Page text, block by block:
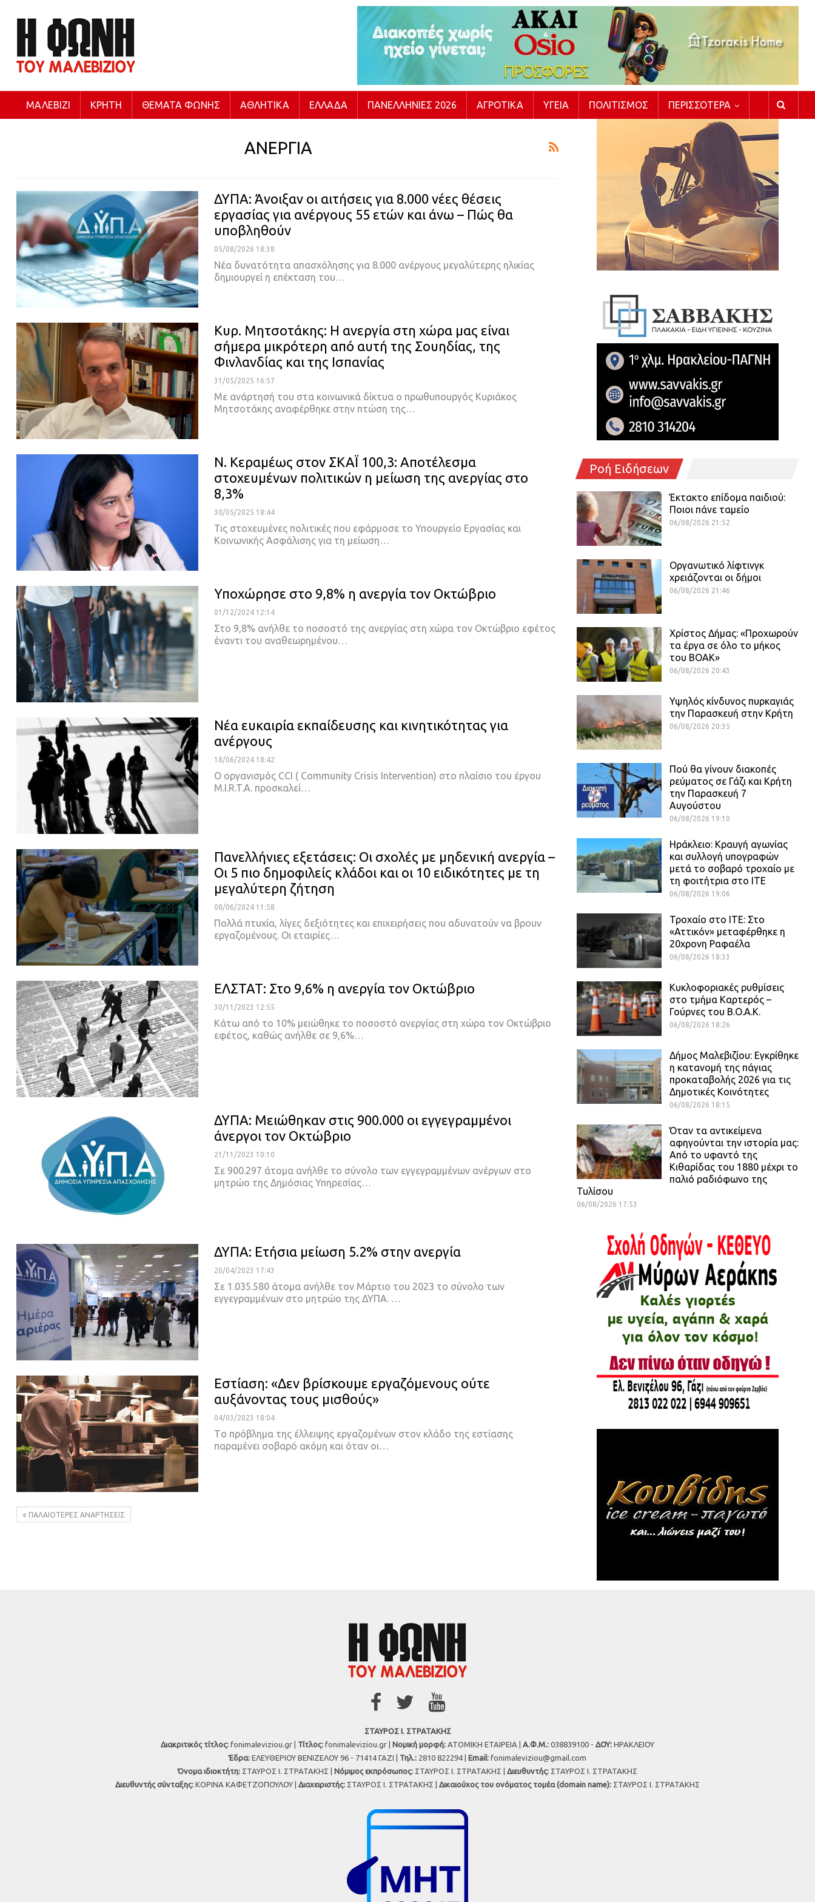
ΜΑΛΕΒΊΖΙ ΚΡΉΤΗ ΘΈΜΑΤΑ ΦΩΝΉΣ ΑΘΛΗΤΙΚΆ ΕΛΛΆΔΑ ΠΑΝΕΛΛΉΝΙΕΣ 2026 ΑΓΡΟΤΙΚΆ ΥΓΕΊΑ ΠΟΛΙΤΙΣΜΌΣ ΠΕΡΙΣΣΌΤΕΡΑ
ΑΝΕΡΓΙΑ
ΔΥΠΑ: Άνοιξαν οι αιτήσεις για 8.000 νέες θέσεις
εργασίας για ανέργους 55 ετών και άνω – Πώς θα
υποβληθούν
05/08/2026 18:38
Νέα δυνατότητα απασχόλησης για 8.000 ανέργους μεγαλύτερης ηλικίας
δημιουργεί η επέκταση του…
Κυρ. Μητσοτάκης: H ανεργία στη χώρα μας είναι
σήμερα μικρότερη από αυτή της Σουηδίας, της
Φινλανδίας και της Ισπανίας
31/05/2025 16:57
Με ανάρτησή του στα κοινωνικά δίκτυα ο πρωθυπουργός Κυριάκος
Μητσοτάκης αναφέρθηκε στην πτώση της…
Ν. Κεραμέως στον ΣΚΑΪ 100,3: Αποτέλεσμα
στοχευμένων πολιτικών η μείωση της ανεργίας στο
8,3%
30/05/2025 18:44
Τις στοχευμένες πολιτικές που εφάρμοσε το Υπουργείο Εργασίας και
Κοινωνικής Ασφάλισης για τη μείωση…
Υποχώρησε στο 9,8% η ανεργία τον Οκτώβριο
01/12/2024 12:14
Στο 9,8% ανήλθε το ποσοστό της ανεργίας στη χώρα τον Οκτώβριο εφέτος
έναντι του αναθεωρημένου…
Νέα ευκαιρία εκπαίδευσης και κινητικότητας για
ανέργους
18/06/2024 18:42
Ο οργανισμός CCI ( Community Crisis Intervention) στο πλαίσιο του έργου
M.I.R.T.A. προσκαλεί…
Πανελλήνιες εξετάσεις: Οι σχολές με μηδενική ανεργία –
Οι 5 πιο δημοφιλείς κλάδοι και οι 10 ειδικότητες με τη
μεγαλύτερη ζήτηση
08/06/2024 11:58
Πολλά πτυχία, λίγες δεξιότητες και επιχειρήσεις που αδυνατούν να βρουν
εργαζoμένους. Οι εταιρίες…
ΕΛΣΤΑΤ: Στο 9,6% η ανεργία τον Οκτώβριο
30/11/2023 12:55
Κάτω από το 10% μειώθηκε το ποσοστό ανεργίας στη χώρα τον Οκτώβριο
εφέτος, καθώς ανήλθε σε 9,6%…
ΔΥΠΑ: Μειώθηκαν στις 900.000 οι εγγεγραμμένοι
άνεργοι τον Οκτώβριο
21/11/2023 10:10
Σε 900.297 άτομα ανήλθε το σύνολο των εγγεγραμμένων ανέργων στο
μητρώο της Δημόσιας Υπηρεσίας…
ΔΥΠΑ: Ετήσια μείωση 5.2% στην ανεργία
20/04/2023 17:43
Σε 1.035.580 άτομα ανήλθε τον Μάρτιο του 2023 το σύνολο των
εγγεγραμμένων στο μητρώο της ΔΥΠΑ. …
Εστίαση: «Δεν βρίσκουμε εργαζόμενους ούτε
αυξάνοντας τους μισθούς»
04/03/2023 18:04
Τo πρόβλημα της έλλειψης εργαζομένων στον κλάδο της εστίασης
παραμένει σοβαρό ακόμη και όταν οι…
ΠΑΛΑΙΌΤΕΡΕΣ ΑΝΑΡΤΉΣΕΙΣ
Ροή Ειδήσεων
Έκτακτο επίδομα παιδιού:
Ποιοι πάνε ταμείο
06/08/2026 21:52
Οργανωτικό λίφτινγκ
χρειάζονται οι δήμοι
06/08/2026 21:46
Χρίστος Δήμας: «Προχωρούν
τα έργα σε όλο το μήκος
του ΒΟΑΚ»
06/08/2026 20:43
Υψηλός κίνδυνος πυρκαγιάς
την Παρασκευή στην Κρήτη
06/08/2026 20:35
Πού θα γίνουν διακοπές
ρεύματος σε Γάζι και Κρήτη
την Παρασκευή 7
Αυγούστου
06/08/2026 19:10
Ηράκλειο: Κραυγή αγωνίας
και συλλογή υπογραφών
μετά το σοβαρό τροχαίο με
τη φοιτήτρια στο ΙΤΕ
06/08/2026 19:06
Τροχαίο στο ΙΤΕ: Στο
«Αττικόν» μεταφέρθηκε η
20χρονη Ραφαέλα
06/08/2026 18:33
Κυκλοφοριακές ρυθμίσεις
στο τμήμα Καρτερός –
Γούρνες του Β.Ο.Α.Κ.
06/08/2026 18:26
Δήμος Μαλεβιζίου: Εγκρίθηκε
η κατανομή της πάγιας
προκαταβολής 2026 για τις
Δημοτικές Κοινότητες
06/08/2026 18:15
Όταν τα αντικείμενα
αφηγούνται την ιστορία μας:
Από το υφαντό της
Κιθαρίδας του 1880 μέχρι το
παλιό ραδιόφωνο της
Τυλίσου
06/08/2026 17:53
ΣΤΑΥΡΟΣ Ι. ΣΤΡΑΤΑΚΗΣ
Διακριτικός τίτλος: fonimaleviziou.gr | Τίτλος: fonimaleviziou.gr | Νομική μορφή: ΑΤΟΜΙΚΗ ΕΤΑΙΡΕΙΑ | Α.Φ.Μ.: 038839100 - ΔΟΥ: ΗΡΑΚΛΕΙΟΥ
Έδρα: ΕΛΕΥΘΕΡΙΟΥ ΒΕΝΙΖΕΛΟΥ 96 - 71414 ΓΑΖΙ | Τηλ.: 2810 822294 | Εmail: fonimaleviziou@gmail.com
Όνομα ιδιοκτήτη: ΣΤΑΥΡΟΣ Ι. ΣΤΡΑΤΑΚΗΣ | Νόμιμος εκπρόσωπος: ΣΤΑΥΡΟΣ Ι. ΣΤΡΑΤΑΚΗΣ | Διευθυντής: ΣΤΑΥΡΟΣ Ι. ΣΤΡΑΤΑΚΗΣ
Διευθυντής σύνταξης: ΚΟΡΙΝΑ ΚΑΦΕΤΖΟΠΟΥΛΟΥ | Διαχειριστής: ΣΤΑΥΡΟΣ Ι. ΣΤΡΑΤΑΚΗΣ | Δικαιούχος του ονόματος τομέα (domain name): ΣΤΑΥΡΟΣ Ι. ΣΤΡΑΤΑΚΗΣ